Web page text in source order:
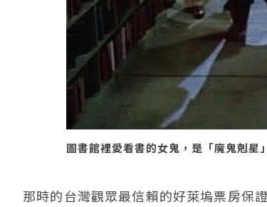
圖書館裡愛看書的女鬼，是「魔鬼剋星
那時的台灣觀眾最信賴的好萊塢票房保